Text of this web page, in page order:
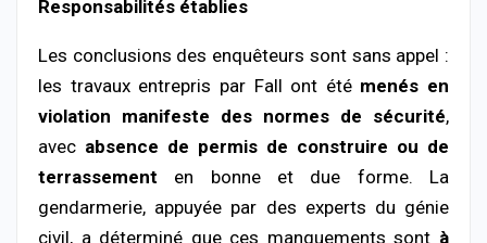
Responsabilités établies
Les conclusions des enquêteurs sont sans appel :
les travaux entrepris par Fall ont été menés en
violation manifeste des normes de sécurité,
avec absence de permis de construire ou de
terrassement
en bonne et due forme. La
gendarmerie, appuyée par des experts du génie
civil, a déterminé que ces manquementssont à